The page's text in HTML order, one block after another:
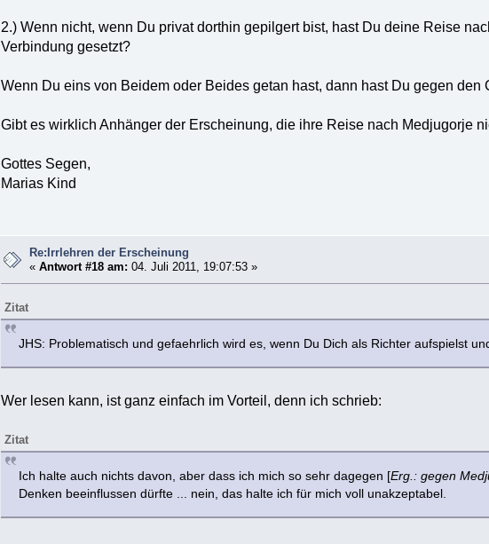
2.) Wenn nicht, wenn Du privat dorthin gepilgert bist, hast Du deine Reise
Verbindung gesetzt?
Wenn Du eins von Beidem oder Beides getan hast, dann hast Du gegen den
Gibt es wirklich Anhänger der Erscheinung, die ihre Reise nach Medjugorje
Gottes Segen,
Marias Kind
Re:Irrlehren der Erscheinung
«Antwort #18 am: 04. Juli 2011, 19:07:53 »
Zitat
JHS: Problematisch und gefaehrlich wird es, wenn Du Dich als Richter aufspielst
Wer lesen kann, ist ganz einfach im Vorteil, denn ich schrieb:
Zitat
Ich halte auch nichts davon, aber dass ich mich so sehr dagegen [Erg.: gegen
Denken beeinflussen dürfte ... nein, das halte ich für mich voll unakzeptabel.